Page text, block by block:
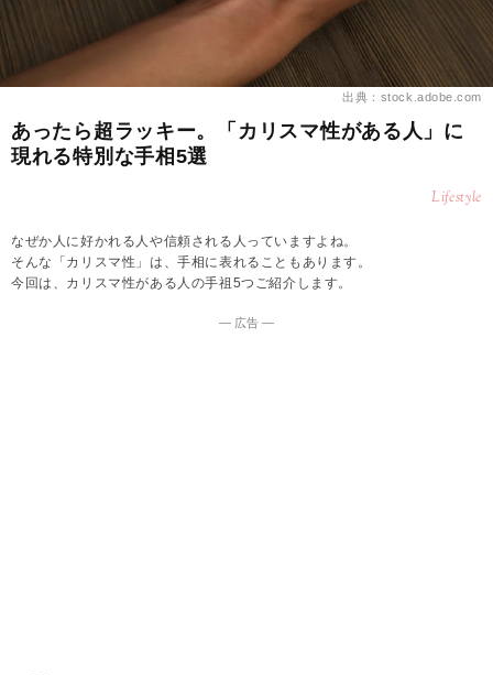
出典：stock.adobe.com
あったら超ラッキー。「カリスマ性がある人」に
現れる特別な手相5選
Lifestyle
なぜか人に好かれる人や信頼される人っていますよね。
そんな「カリスマ性」は、手相に表れることもあります。
今回は、カリスマ性がある人の手祖5つご紹介します。
― 広告 ―